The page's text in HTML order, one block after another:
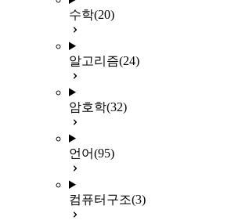
수학(20)
알고리즘(24)
암호학(32)
언어(95)
컴퓨터구조(3)